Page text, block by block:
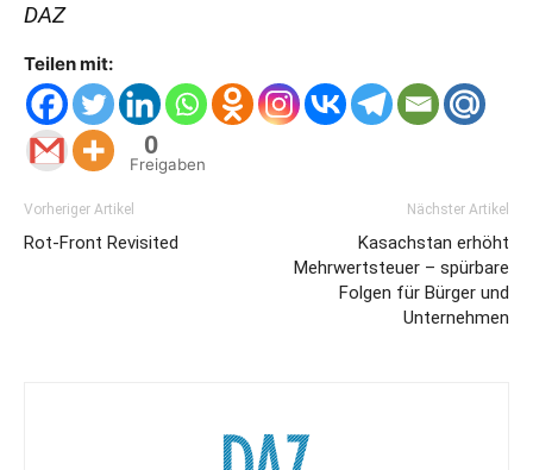
DAZ
Teilen mit:
0
Freigaben
Vorheriger Artikel
Rot-Front Revisited
Nächster Artikel
Kasachstan erhöht
Mehrwertsteuer – spürbare
Folgen für Bürger und
Unternehmen